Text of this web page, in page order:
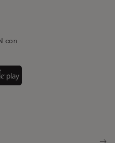
con